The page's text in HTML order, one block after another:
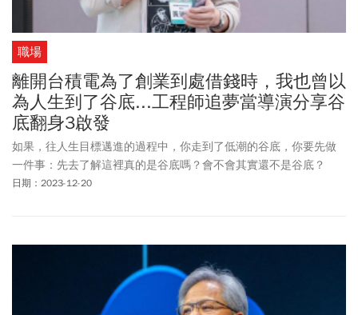
職場
離開台積電為了創業到處借錢時，我也曾以
為人生到了谷底...工程師追夢當導演分享谷
底翻身3啟發
如果，往人生目標邁進的過程中，你走到了低潮的谷底，你要先做
一件事：先去了解這裡真的是谷底嗎？會不會其實還不是谷底？
日期：2023-12-20